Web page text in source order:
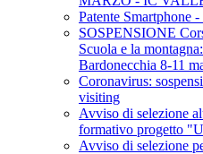
Patente Smartphone
SOSPENSIONE
Scuola e la
Bardonecchia 8-11
Coronavirus:
visiting
Avviso di selezione
formativo progetto
Avviso di selezione